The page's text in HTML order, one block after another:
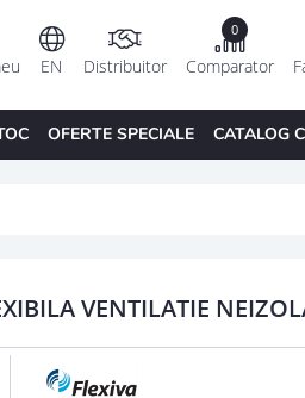
0
Comparator
Distribuitor
EN
OFERTE SPECIALE CATALOG
VENTILATIE